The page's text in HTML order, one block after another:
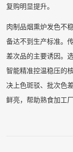
复购明显提升。
肉制品烟熏炉发色不
备达不到生产标准。
差次品的主要诱因。
智能精准控温稳压的
决上色斑驳、批次色
鲜亮，帮助熟食加工